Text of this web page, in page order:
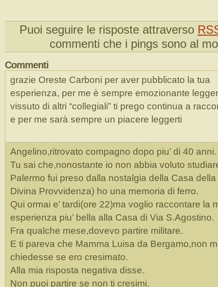
Puoi seguire le risposte attraverso
commenti che i pings sono al
Commenti
grazie Oreste Carboni per aver pubblicato la tua
esperienza, per me è sempre emozionante
vissuto di altri “collegiali” ti prego continua a
e per me sarà sempre un piacere leggerti
Angelino,ritrovato compagno dopo piu’ di 40 anni.
Tu sai che,nonostante io non abbia voluto
Palermo fui preso dalla nostalgia della Casa della
Divina Provvidenza) ho una memoria di ferro.
Qui ormai e’ tardi(ore 22)ma voglio raccontare la
esperienza piu’ bella alla Casa di Via S.Agostino.
Fra qualche mese,dovevo partire militare.
E ti pareva che Mamma Luisa da Bergamo,non
chiedesse se ero cresimato.
Alla mia risposta negativa disse.
Non puoi partire se non ti cresimi.